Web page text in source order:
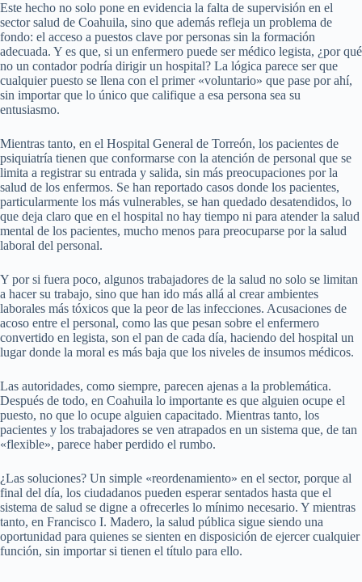
Este hecho no solo pone en evidencia la falta de supervisión en el
sector salud de Coahuila, sino que además refleja un problema de
fondo: el acceso a puestos clave por personas sin la formación
adecuada. Y es que, si un enfermero puede ser médico legista, ¿por qué
no un contador podría dirigir un hospital? La lógica parece ser que
cualquier puesto se llena con el primer «voluntario» que pase por ahí,
sin importar que lo único que califique a esa persona sea su
entusiasmo.
Mientras tanto, en el Hospital General de Torreón, los pacientes de
psiquiatría tienen que conformarse con la atención de personal que se
limita a registrar su entrada y salida, sin más preocupaciones por la
salud de los enfermos. Se han reportado casos donde los pacientes,
particularmente los más vulnerables, se han quedado desatendidos, lo
que deja claro que en el hospital no hay tiempo ni para atender la salud
mental de los pacientes, mucho menos para preocuparse por la salud
laboral del personal.
Y por si fuera poco, algunos trabajadores de la salud no solo se limitan
a hacer su trabajo, sino que han ido más allá al crear ambientes
laborales más tóxicos que la peor de las infecciones. Acusaciones de
acoso entre el personal, como las que pesan sobre el enfermero
convertido en legista, son el pan de cada día, haciendo del hospital un
lugar donde la moral es más baja que los niveles de insumos médicos.
Las autoridades, como siempre, parecen ajenas a la problemática.
Después de todo, en Coahuila lo importante es que alguien ocupe el
puesto, no que lo ocupe alguien capacitado. Mientras tanto, los
pacientes y los trabajadores se ven atrapados en un sistema que, de tan
«flexible», parece haber perdido el rumbo.
¿Las soluciones? Un simple «reordenamiento» en el sector, porque al
final del día, los ciudadanos pueden esperar sentados hasta que el
sistema de salud se digne a ofrecerles lo mínimo necesario. Y mientras
tanto, en Francisco I. Madero, la salud pública sigue siendo una
oportunidad para quienes se sienten en disposición de ejercer cualquier
función, sin importar si tienen el título para ello.